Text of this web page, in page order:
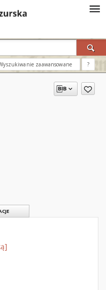
zaawansowane ?